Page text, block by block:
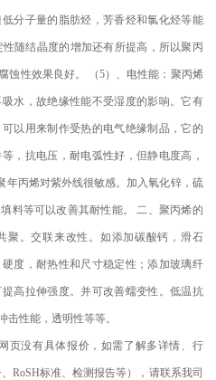
分子量的脂肪烃，芳香烃和氯化烃等能
随结晶度的增加还有所提高，所以聚丙
蚀性效果良好。 （5）、电性能：聚丙烯
水，故绝缘性能不受湿度的影响。它有
以用来制作受热的电气绝缘制品，它的
，抗电压，耐电弧性好，但静电度高，
年丙烯对紫外线很敏感。加入氧化锌，硫
料等可以改善其耐性能。二、聚丙烯的
聚。交联来改性。如添加碳酸钙，滑石
度，耐热性和尺寸稳定性；添加玻璃纤
高拉伸强度。并可改善蠕变性。低温抗
击性能，透明性等等。
页没有具体报价，如需了解多详情、行
RoSH标准、检测报告等），请联系我司